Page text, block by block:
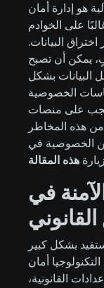
هو إدارة أمان
على الخوادم
البيانات.
يمكن أن تصبح
البيانات بشكل
الخصوصية
يجب على منصات
الخصوصية في
هذه المقالة
في
بشكل كبير
أمان
القانونية،